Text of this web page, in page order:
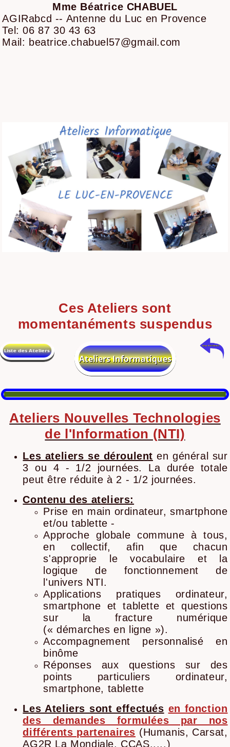
Mme Béatrice CHABUEL
AGIRabcd -- Antenne du Luc en Provence
Tel: 06 87 30 43 63
Mail: beatrice.chabuel57@gmail.com
Ces Ateliers sont
momentanéments suspendus
Ateliers Nouvelles Technologies
de l'Information (NTI)
Les ateliers se déroulent en général sur
3 ou 4 - 1/2 journées. La durée totale
peut être réduite à 2 - 1/2 journées.
Contenu des ateliers:
Prise en main ordinateur, smartphone
et/ou tablette -
Approche globale commune à tous,
en collectif, afin que chacun
s'approprie le vocabulaire et la
logique de fonctionnement de
l'univers NTI.
Applications pratiques ordinateur,
smartphone et tablette et questions
sur la fracture numérique
(« démarches en ligne »).
Accompagnement personnalisé en
binôme
Réponses aux questions sur des
points particuliers ordinateur,
smartphone, tablette
Les Ateliers sont effectués en fonction
des demandes formulées par nos
différents partenaires (Humanis, Carsat,
AG2R La Mondiale, CCAS,....)